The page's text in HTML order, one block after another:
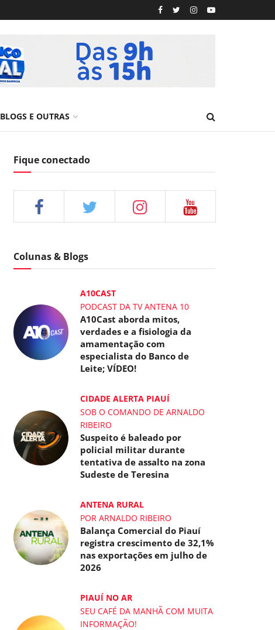
BLOGS E OUTRAS
Fique conectado
Colunas & Blogs
A10CAST
PODCAST DA TV ANTENA 10
A10Cast aborda mitos,
verdades e a fisiologia da
amamentação com
especialista do Banco de
Leite; VÍDEO!
CIDADE ALERTA PIAUÍ
SOB O COMANDO DE ARNALDO
RIBEIRO
Suspeito é baleado por
policial militar durante
tentativa de assalto na zona
Sudeste de Teresina
ANTENA RURAL
POR ARNALDO RIBEIRO
Balança Comercial do Piauí
registra crescimento de 32,1%
nas exportações em julho de
2026
PIAUÍ NO AR
SEU CAFÉ DA MANHÃ COM MUITA
INFORMAÇÃO!